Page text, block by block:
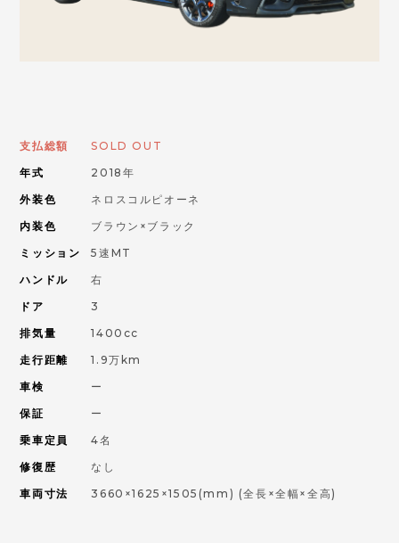
輸入車
PIKE CAR
パイクカー
支払総額
年式
外装色
内装色
ミッション
ハンドル
ドア
排気量
走行距離
車検
保証
乗車定員
修復歴
車両寸法
SOLD OUT
2018年
ネロスコルピオーネ
ブラウン×ブラック
5速MT
右
3
1400cc
1.9万km
ー
ー
4名
なし
3660×1625×1505(mm) (全長×全幅×全高)